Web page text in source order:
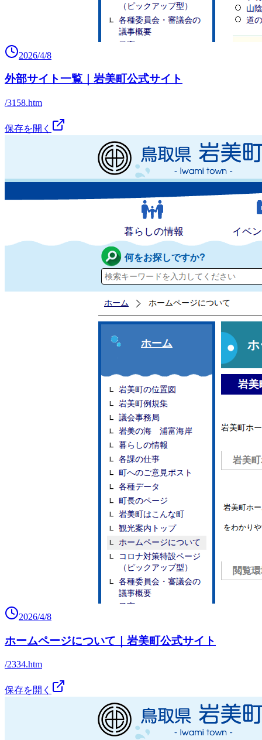
2026/4/8
外部サイト一覧｜岩美町公式サイト
/3158.htm
保存を開く
2026/4/8
ホームページについて｜岩美町公式サイト
/2334.htm
保存を開く